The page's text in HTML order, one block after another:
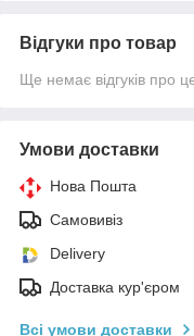
Відгуки про товар
Ще немає відгуків про
Умови доставки
Нова Пошта
Самовивіз
Delivery
Доставка кур'єром
Всі умови доставки